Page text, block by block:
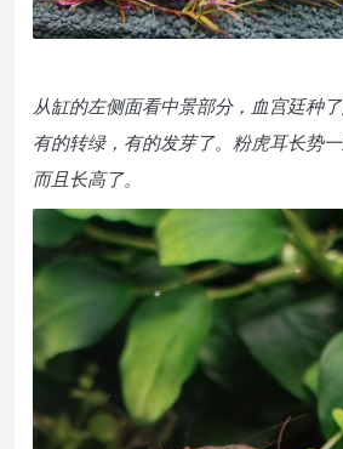
从缸的左侧面看中景部分，血宫廷种
有的转绿，有的发芽了。粉虎耳长势
而且长高了。